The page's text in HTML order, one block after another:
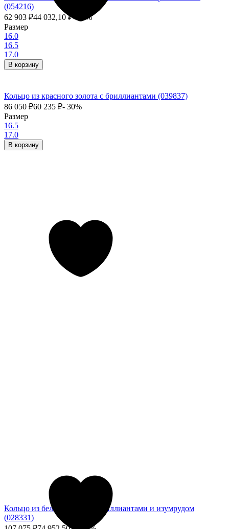
(054216)
62 903 ₽44 032,10₽- 30%
Размер
16.0
16.5
17.0
В корзину
Кольцо из красного золота с бриллиантами (039837)
86 050 ₽60 235 ₽- 30%
Размер
16.5
17.0
В корзину
Кольцо из белого золота с бриллиантами и изумрудом
(028331)